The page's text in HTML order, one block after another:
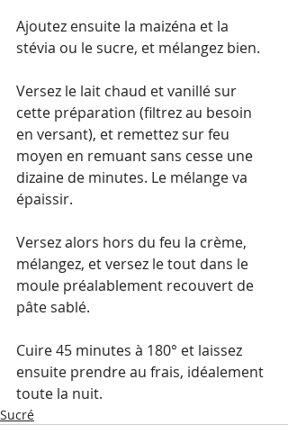
Ajoutez ensuite la maizéna et la
stévia ou le sucre, et mélangez bien.
Versez le lait chaud et vanillé sur
cette préparation (filtrez au besoin
en versant), et remettez sur feu
moyen en remuant sans cesse une
dizaine de minutes. Le mélange va
épaissir.
Versez alors hors du feu la crème,
mélangez, et versez le tout dans le
moule préalablement recouvert de
pâte sablé.
Cuire 45 minutes à 180° et laissez
ensuite prendre au frais, idéalement
toute la nuit.
Sucré